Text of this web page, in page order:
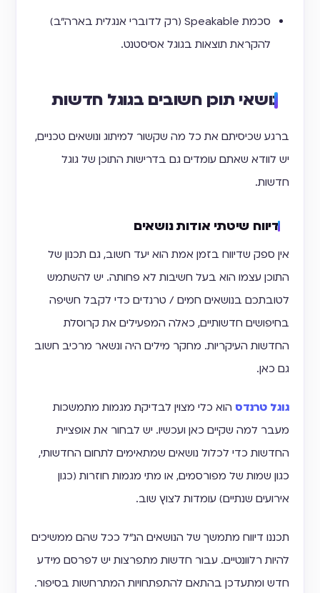
סכמת Speakable (רק לדוברי אנגלית בארה"ב)
להקראת תוצאות בגוגל אסיסטנט.
נושאי תוכן חשובים בגוגל חדשות
ברגע שכיסיתם את כל מה שקשור למיתוג ונושאים טכניים,
יש לוודא שאתם עומדים גם בדרישות התוכן של גוגל
חדשות.
דיווח שיטתי אודות נושאים
אין ספק שדיווח בזמן אמת הוא יעד חשוב, גם תכנון של
התוכן עצמו הוא בעל חשיבות לא פחותה. יש להשתמש
לטובתכם בנושאים חמים / טרנדים כדי לקבל חשיפה
בחיפושים חדשותיים, כאלה המפעילים את קרוסלת
החדשות העיקריות. מחקר מילים היה ונשאר מרכיב חשוב
גם כאן.
גוגל טרנדס הוא כלי מצוין לבדיקת מגמות מתמשכות
מעבר למה שקיים כאן ועכשיו. יש לבחור את אופציית
החדשות כדי לכלול נושאים שמתאימים לתחום החדשותי,
כגון שמות של מפורסמים, או מתי מגמות חוזרות (כגון
אירועים שנתיים) עומדות לצוץ שוב.
תכננו דיווח מתמשך של הנושאים הנ"ל ככל שהם ממשיכים
להיות רלוונטיים. עבור חדשות מתפרצות יש לפרסם מידע
חדש ומתעדכן בהתאם להתפתחויות המתרחשות בסיפור.